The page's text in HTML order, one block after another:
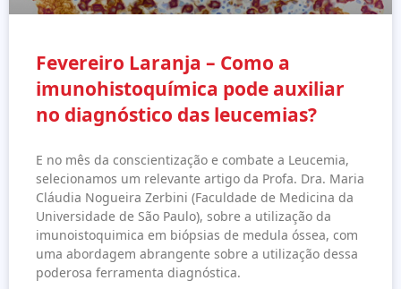
Fevereiro Laranja – Como a
imunohistoquímica pode auxiliar
no diagnóstico das leucemias?
E no mês da conscientização e combate a Leucemia,
selecionamos um relevante artigo da Profa. Dra. Maria
Cláudia Nogueira Zerbini (Faculdade de Medicina da
Universidade de São Paulo), sobre a utilização da
imunoistoquimica em biópsias de medula óssea, com
uma abordagem abrangente sobre a utilização dessa
poderosa ferramenta diagnóstica.